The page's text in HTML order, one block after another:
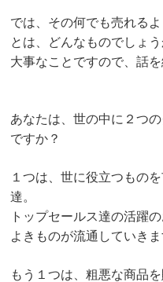
では、その何でも売れる
とは、どんなものでしょう
大事なことですので、話
あなたは、世の中に２つ
ですか？
１つは、世に役立つもの
達。
トップセールス達の活躍
よきものが流通していきま
もう１つは、粗悪な商品